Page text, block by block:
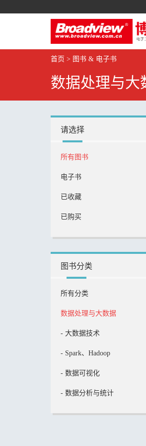
首页 > 图书 & 电子书
数据处理与大
请选择
所有图书
电子书
已收藏
已购买
图书分类
所有分类
数据处理与大数据
- 大数据技术
- Spark、Hadoop
- 数据可视化
- 数据分析与统计